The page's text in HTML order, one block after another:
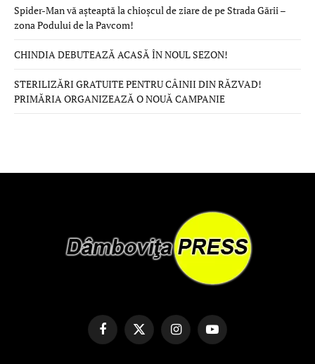
Spider-Man vă așteaptă la chioșcul de ziare de pe Strada Gării –
zona Podului de la Pavcom!
CHINDIA DEBUTEAZĂ ACASĂ ÎN NOUL SEZON!
STERILIZĂRI GRATUITE PENTRU CÂINII DIN RĂZVAD!
PRIMĂRIA ORGANIZEAZĂ O NOUĂ CAMPANIE
FacebookX
(Twitter)
InstagramYouTube